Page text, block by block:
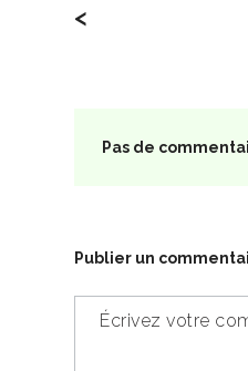
<
Pas de
Publier un